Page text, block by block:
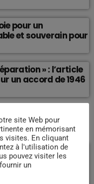
pour un
et souverain pour
» : l’article
un accord de 1946
site Web pour
en mémorisant
visites. En cliquant
à l'utilisation de
pouvez visiter les
un